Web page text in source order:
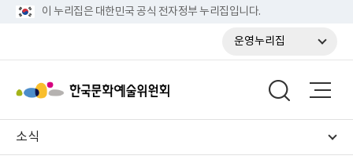
이 누리집은 대한민국 공식 전자정부 누리집입니다.
운영누리집
소식